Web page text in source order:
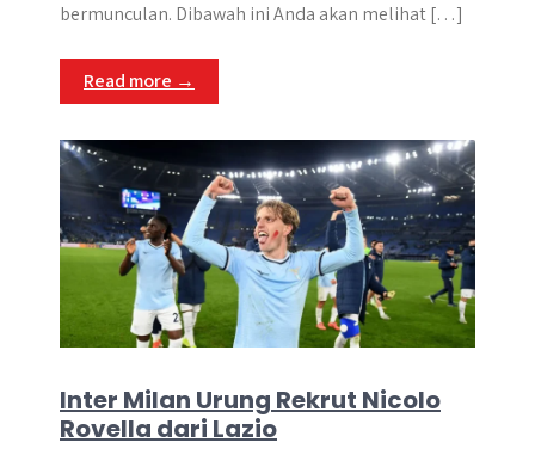
bermunculan. Dibawah ini Anda akan melihat […]
Read more →
Inter Milan Urung Rekrut Nicolo
Rovella dari Lazio